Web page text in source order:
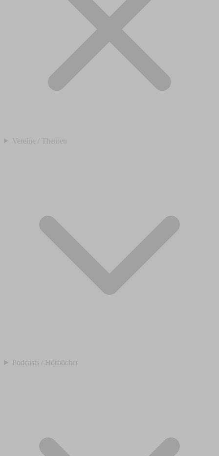
Vereine / Themen
Podcasts / Hörbücher